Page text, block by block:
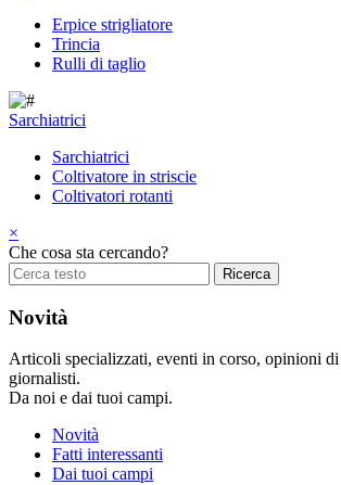
Erpice strigliatore
Trincia
Rulli di taglio
Sarchiatrici
Sarchiatrici
Coltivatore in striscie
Coltivatori rotanti
×
Che cosa sta cercando?
Novità
Articoli specializzati, eventi in corso, opinioni
giornalisti.
Da noi e dai tuoi campi.
Novità
Fatti interessanti
Dai tuoi campi